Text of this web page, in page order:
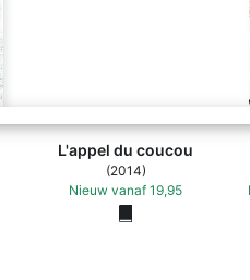
L'appel du coucou
L'appel du coucou
(2014)
Nieuw vanaf 19,95